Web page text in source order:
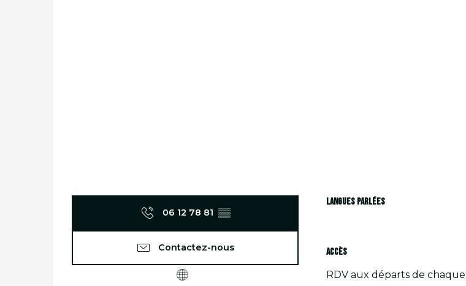
06 12 78 81 ▒▒
Contactez-nous
Langues parlées
Langues parlées
Accès
Accès
RDV aux départs de